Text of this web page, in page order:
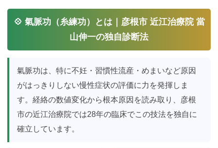
💠 氣脈功（糸練功）とは｜彦根市 近江治療院 當
山伸一の独自診断法
氣脈功は、特に不妊・習慣性流産・めまいなど原因
がはっきりしない慢性症状の評価に力を発揮しま
す。経絡の数値変化から根本原因を読み取り、彦根
市の近江治療院では28年の臨床でこの技法を独自に
確立しています。